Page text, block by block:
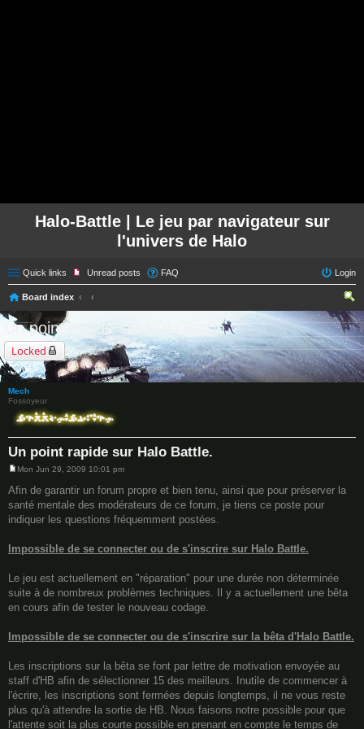
Halo-Battle | Le jeu par navigateur sur
l'univers de Halo
Quick links Unread posts FAQ Login
Board index
ear
ch
Un point rapide sur Halo Battle.
Locked
1 post • Page1of1
Mech
Fossoyeur
Un point rapide sur Halo Battle.
o
s
t
Mon Jun 29, 2009 10:01 pm
Afin de garantir un forum propre et bien tenu, ainsi que pour préserver la
santé mentale des modérateurs de ce forum, je tiens ce poste pour
indiquer les questions fréquemment postées.
Impossible de se connecter ou de s'inscrire sur Halo Battle.
Le jeu est actuellement en "réparation" pour une durée non déterminée
suite à de nombreux problèmes techniques. Il y a actuellement une bêta
en cours afin de tester le nouveau codage.
Impossible de se connecter ou de s'inscrire sur la bêta d'Halo Battle.
Les inscriptions sur la bêta se font par lettre de motivation envoyée au
staff d'HB afin de sélectionner 15 des meilleurs. Inutile de commencer à
l'écrire, les inscriptions sont fermées depuis longtemps, il ne vous reste
plus qu'à attendre la sortie de HB. Nous faisons notre possible pour que
l'attente soit la plus courte possible en prenant en compte le temps de